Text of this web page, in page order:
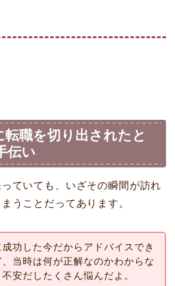
転職を切り出されたと
伝い
ていても、いざその瞬間が訪れ
うことだってあります。
功した今だからアドバイスでき
、当時は何が正解なのかわからな
安だしたくさん悩んだよ。